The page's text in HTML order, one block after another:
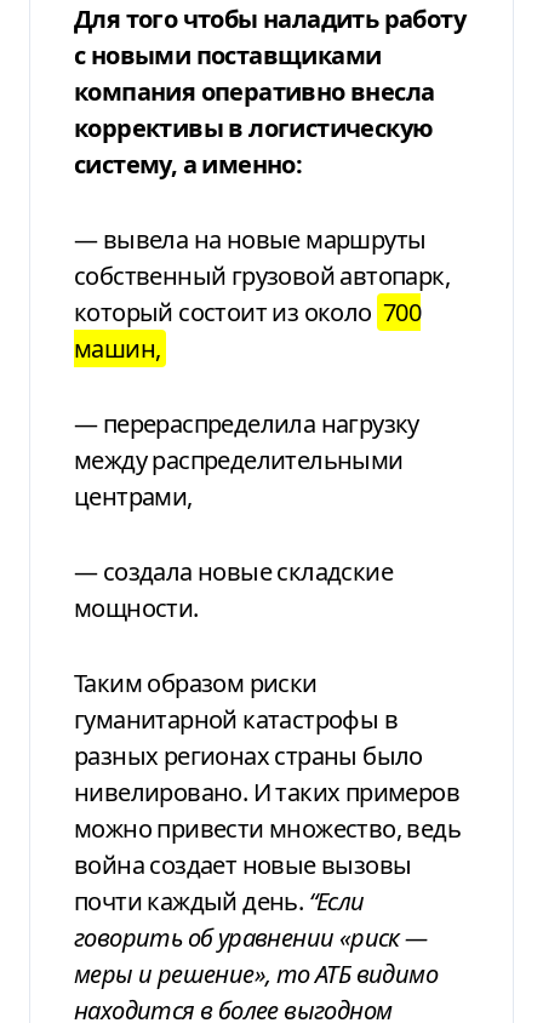
Для того чтобы наладить работу
с новыми поставщиками
компания оперативно внесла
коррективы в логистическую
систему, а именно:
— вывела на новые маршруты
собственный грузовой автопарк,
который состоит из около 700
машин,
— перераспределила нагрузку
между распределительными
центрами,
— создала новые складские
мощности.
Таким образом риски
гуманитарной катастрофы в
разных регионах страны было
нивелировано. И таких примеров
можно привести множество, ведь
война создает новые вызовы
почти каждый день. “Если
говорить об уравнении «риск —
меры и решение», то АТБ видимо
находится в более выгодном